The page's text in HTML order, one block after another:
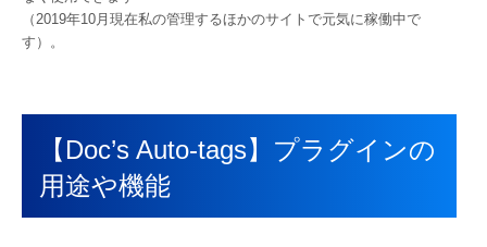
（2019年10月現在私の管理するほかのサイトで元気に稼働中で
す）。
【Doc’s Auto-tags】プラグインの
用途や機能